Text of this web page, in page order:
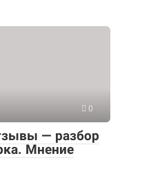
0
— разбор
Мнение